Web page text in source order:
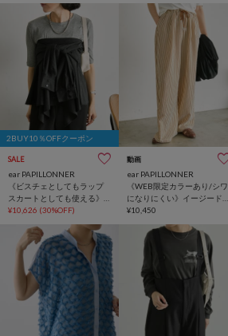
イル)】
2BUY10％OFFクーポン
SALE
ear PAPILLONNER
《ビスチェとしてもラップ
スカートとしても使える》
シャツ風レイヤードトップ
イル)】
¥10,626 (30%OFF)
動画
ear PAPILLONNER
《WEB限定カラーあり/シワ
になりにくい》イージード
ロストパンツ【SUM1
¥10,450